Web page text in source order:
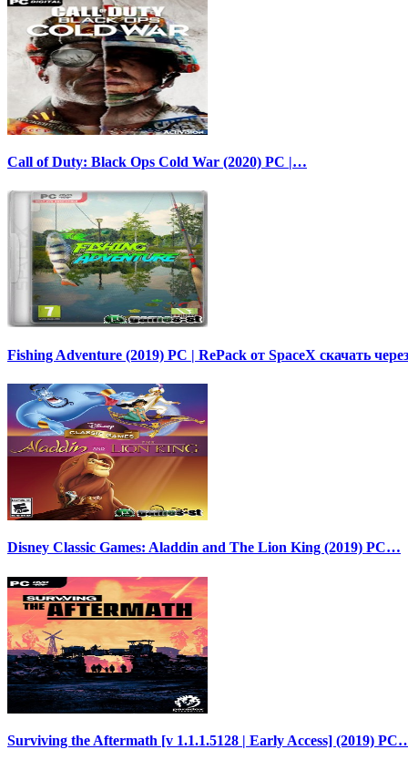
Call of Duty: Black Ops Cold War (2020) PC |…
Fishing Adventure (2019) PC | RePack от SpaceX скачать
Disney Classic Games: Aladdin and The Lion King (2019) PC…
Surviving the Aftermath [v 1.1.1.5128 | Early Access] (2019)